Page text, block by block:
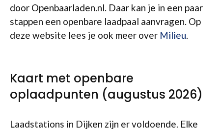
door Openbaarladen.nl. Daar kan je in een paar
stappen een openbare laadpaal aanvragen. Op
deze website lees je ook meer over Milieu.
Kaart met openbare
oplaadpunten (augustus 2026)
Laadstations in Dijken zijn er voldoende. Elke